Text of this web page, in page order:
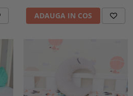
ADAUGA IN COS